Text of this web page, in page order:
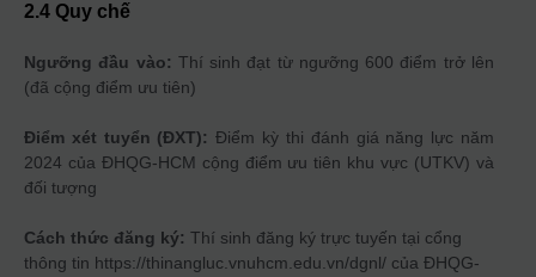
2.4 Quy chế
Ngưỡng đầu vào: Thí sinh đạt từ ngưỡng 600 điểm trở lên
(đã cộng điểm ưu tiên)
Điểm xét tuyển (ĐXT): Điểm kỳ thi đánh giá năng lực năm
2024 của ĐHQG-HCM cộng điểm ưu tiên khu vực (UTKV) và
đối tượng
Cách thức đăng ký: Thí sinh đăng ký trực tuyến tại cổng
thông tin https://thinangluc.vnuhcm.edu.vn/dgnl/ của ĐHQG-